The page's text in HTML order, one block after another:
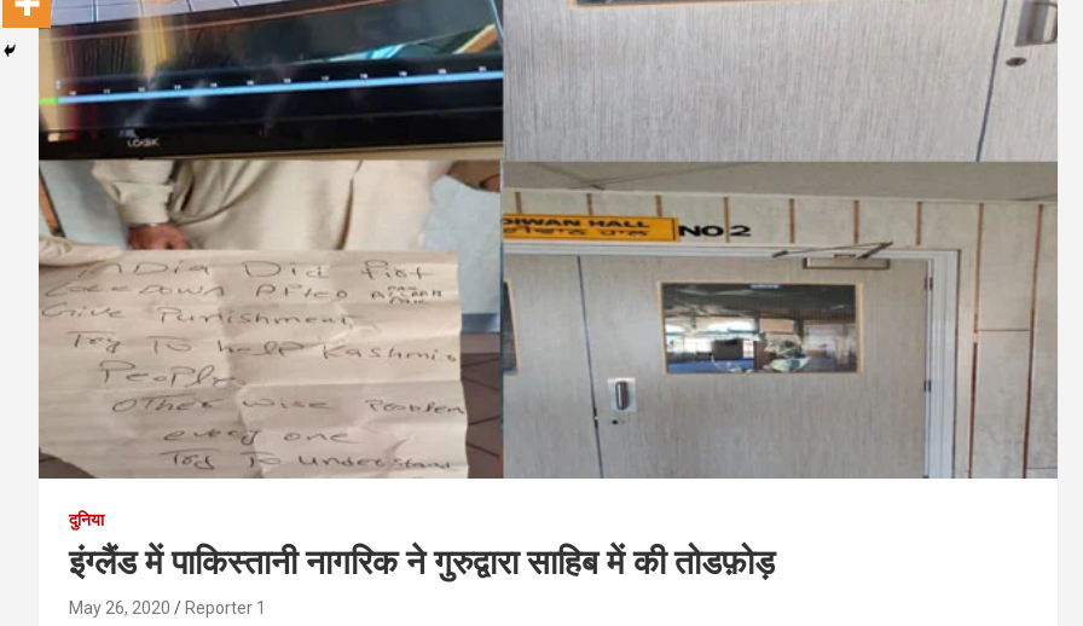
दुनिया
इंग्लैंड में पाकिस्तानी नागरिक ने गुरुद्वारा साहिब में की तोडफ़ोड़
May 26, 2020 Reporter 1